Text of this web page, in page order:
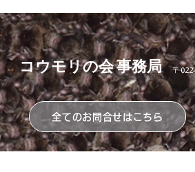
​コウモリの会 事務局 〒
全てのお問合せはこちら